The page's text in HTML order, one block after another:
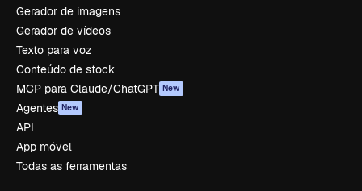
Gerador de imagens
Gerador de vídeos
Texto para voz
Conteúdo de stock
MCP para Claude/ChatGPT New
Agentes New
API
App móvel
Todas as ferramentas